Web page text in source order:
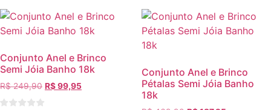
Conjunto Anel e Brinco
Semi Jóia Banho 18k
R$249,90 R$99,95
Conjunto Anel e Brinco
Pétalas Semi Jóia Banho
18k